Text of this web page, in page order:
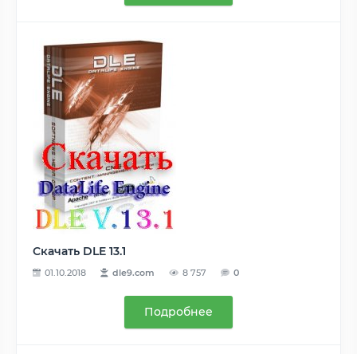
Скачать DLE 13.1
01.10.2018 dle9.com 8 757 0
Подробнее